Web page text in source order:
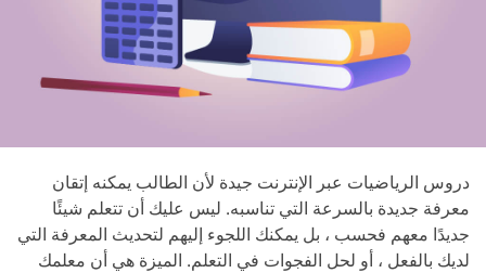
دروس الرياضيات عبر الإنترنت جيدة لأن الطالب يمكنه إتقان
معرفة جديدة بالسرعة التي تناسبه. ليس عليك أن تتعلم شيئًا
جديدًا معهم فحسب ، بل يمكنك اللجوء إليهم لتحديث المعرفة التي
لديك بالفعل ، أو لحل الفجوات في التعلم. الميزة هي أن معلمك